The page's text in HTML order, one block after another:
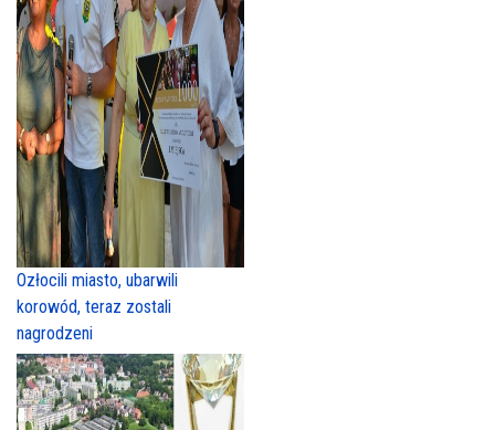
Ozłocili miasto, ubarwili
korowód, teraz zostali
nagrodzeni